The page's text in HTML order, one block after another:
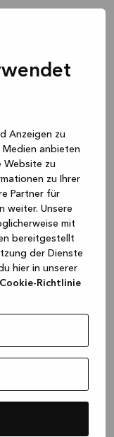
Anzeigen zu
Medien anbieten
Website zu
zu Ihrer
Partner für
weiter. Unsere
mit
bereitgestellt
der Dienste
hier in unserer
Richtlinie
console for more